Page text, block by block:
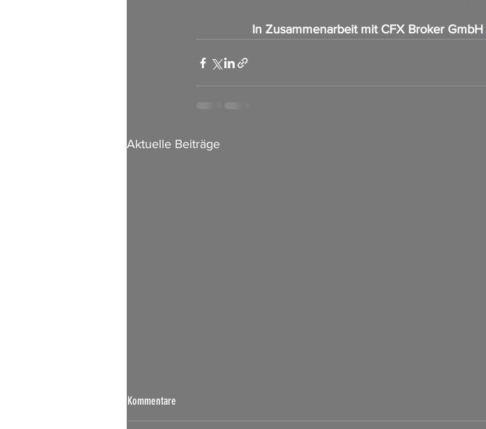
In Zusammenarbeit mit CFX Broker GmbH
Aktuelle Beiträge
Kommentare